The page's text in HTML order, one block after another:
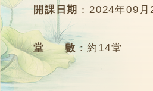
開課日期 ：2024年09月
堂 數 ：約14堂